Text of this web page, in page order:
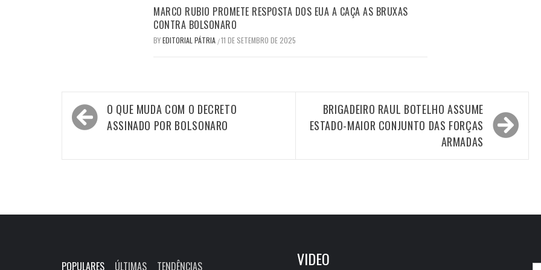
MARCO RUBIO PROMETE RESPOSTA DOS EUA A CAÇA AS BRUXAS
CONTRA BOLSONARO
BYEDITORIAL PÁTRIA /11 DE SETEMBRO DE 2025
Navegação
de
O QUE MUDA COM O DECRETO
ASSINADO POR BOLSONARO
BRIGADEIRO RAUL BOTELHO ASSUME
ESTADO-MAIOR CONJUNTO DAS FORÇAS
ARMADAS
POPULARES ÚLTIMAS TENDÊNCIAS VIDEO